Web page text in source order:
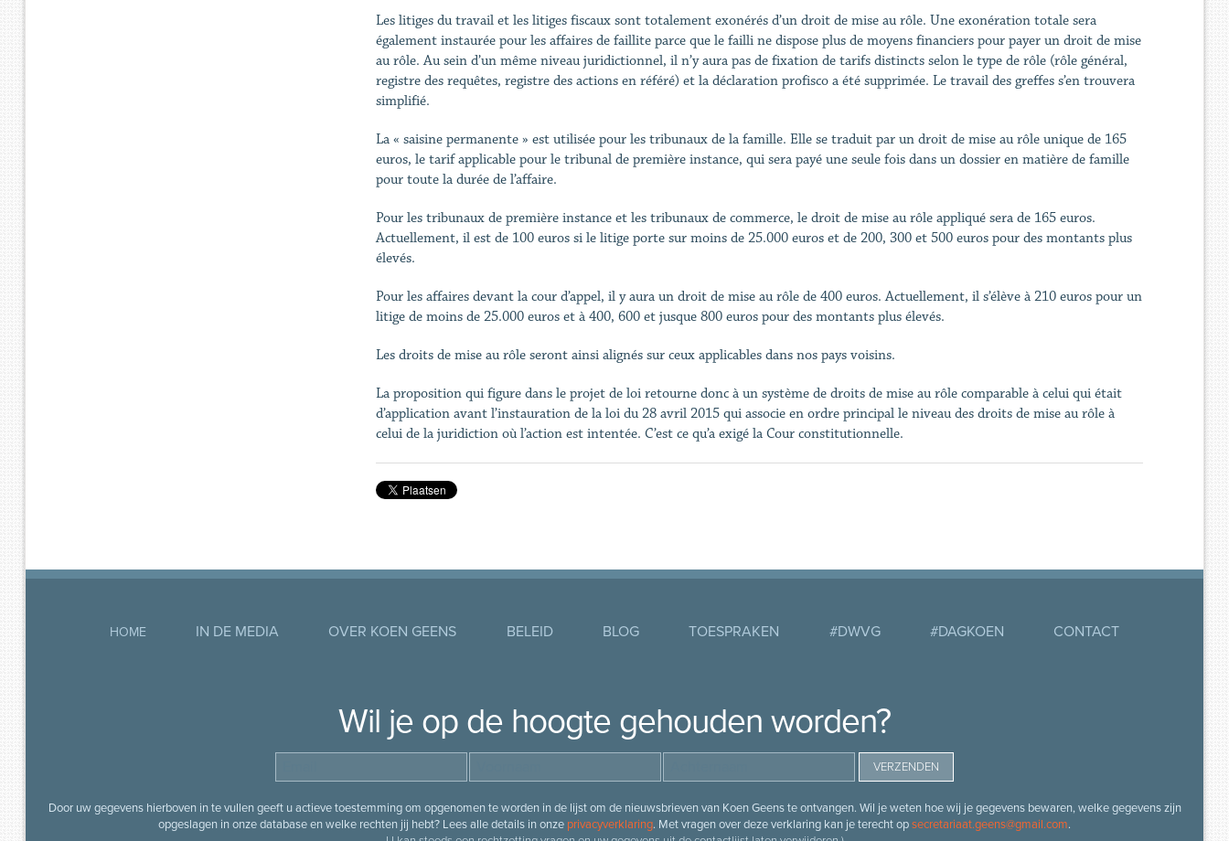
Les litiges du travail et les litiges fiscaux sont totalement exonérés d’un droit de mise au rôle. Une exonération totale sera
également instaurée pour les affaires de faillite parce que le failli ne dispose plus de moyens financiers pour payer un droit de mise
au rôle. Au sein d’un même niveau juridictionnel, il n’y aura pas de fixation de tarifs distincts selon le type de rôle (rôle général,
registre des requêtes, registre des actions en référé) et la déclaration profisco a été supprimée. Le travail des greffes s’en trouvera
simplifié.
La « saisine permanente » est utilisée pour les tribunaux de la famille. Elle se traduit par un droit de mise au rôle unique de 165
euros, le tarif applicable pour le tribunal de première instance, qui sera payé une seule fois dans un dossier en matière de famille
pour toute la durée de l’affaire.
Pour les tribunaux de première instance et les tribunaux de commerce, le droit de mise au rôle appliqué sera de 165 euros.
Actuellement, il est de 100 euros si le litige porte sur moins de 25.000 euros et de 200, 300 et 500 euros pour des montants plus
élevés.
Pour les affaires devant la cour d’appel, il y aura un droit de mise au rôle de 400 euros. Actuellement, il s’élève à 210 euros pour un
litige de moins de 25.000 euros et à 400, 600 et jusque 800 euros pour des montants plus élevés.
Les droits de mise au rôle seront ainsi alignés sur ceux applicables dans nos pays voisins.
La proposition qui figure dans le projet de loi retourne donc à un système de droits de mise au rôle comparable à celui qui était
d’application avant l’instauration de la loi du 28 avril 2015 qui associe en ordre principal le niveau des droits de mise au rôle à
celui de la juridiction où l’action est intentée. C’est ce qu’a exigé la Cour constitutionnelle.
HOME IN DE MEDIA OVER KOEN GEENS BELEID BLOG TOESPRAKEN #DWVG #DAGKOEN CONTACT
Wil je op de hoogte gehouden worden?
Door uw gegevens hierboven in te vullen geeft u actieve toestemming om opgenomen te worden in de lijst om de nieuwsbrieven van Koen Geens te ontvangen. Wil je weten hoe wij je gegevens bewaren, welke gegevens zijn
opgeslagen in onze database en welke rechten jij hebt? Lees alle details in onze privacyverklaring. Met vragen over deze verklaring kan je terecht opsecretariaat.geens@gmail.com.